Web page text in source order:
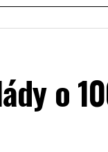
program
spektra témat
ochrany
fóra
o